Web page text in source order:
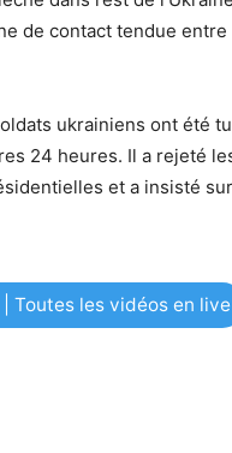
de contact tendue
ukrainiens ont été
24 heures. Il a rejeté
et a insisté
Toutes les vidéos en live